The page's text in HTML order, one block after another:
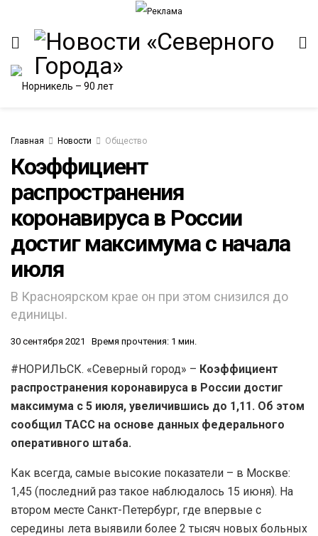
Главная Новости Общество
Коэффициент
распространения
коронавируса в России
достиг максимума с начала
июля
В Красноярском крае он при этом снизился до
единицы.
30 сентября 2021 Время прочтения: 1 мин.
#НОРИЛЬСК. «Северный город» – Коэффициент
распространения коронавируса в России достиг
максимума с 5 июля, увеличившись до 1,11. Об этом
сообщил ТАСС на основе данных федерального
оперативного штаба.
Как всегда, самые высокие показатели – в Москве:
1,45 (последний раз такое наблюдалось 15 июня). На
втором месте Санкт-Петербург, где впервые с
середины лета выявили более 2 тысяч новых больных